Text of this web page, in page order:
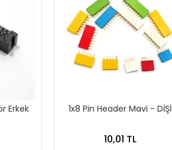
Erkek
1x8 Pin Header Mavi - DİŞİ
10,01 TL